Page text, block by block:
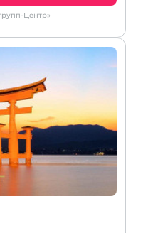
Центр»